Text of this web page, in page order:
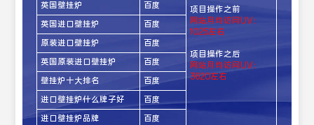
项目操作之前
网站月均访问UV：
1025左右
项目操作之后
网站月均访问UV：
3620左右
英国壁挂炉
百度
英国进口壁挂炉
百度
原装进口壁挂炉
百度
英国原装进口壁挂炉
百度
壁挂炉十大排名
百度
进口壁挂炉什么牌子好
百度
进口壁挂炉品牌
百度